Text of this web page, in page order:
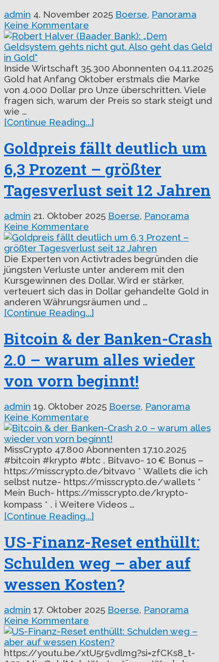
admin 4. November 2025 Boerse, Panorama
Keine Kommentare
Inside Wirtschaft 35.300 Abonnenten 04.11.2025
Gold hat Anfang Oktober erstmals die Marke
von 4.000 Dollar pro Unze überschritten. Viele
fragen sich, warum der Preis so stark steigt und
wie …
[Continue Reading...]
Goldpreis fällt deutlich um
6,3 Prozent – größter
Tagesverlust seit 12 Jahren
admin 21. Oktober 2025 Boerse, Panorama
Keine Kommentare
Die Experten von Activtrades begründen die
jüngsten Verluste unter anderem mit den
Kursgewinnen des Dollar. Wird er stärker,
verteuert sich das in Dollar gehandelte Gold in
anderen Währungsräumen und …
[Continue Reading...]
Bitcoin & der Banken-Crash
2.0 – warum alles wieder
von vorn beginnt!
admin 19. Oktober 2025 Boerse, Panorama
Keine Kommentare
MissCrypto 47.800 Abonnenten 17.10.2025
#bitcoin #krypto #btc . Bitvavo- 10 € Bonus –
https://misscrypto.de/bitvavo * Wallets die ich
selbst nutze- https://misscrypto.de/wallets *
‍Mein Buch- https://misscrypto.de/krypto-
kompass * . ℹ️ Weitere Videos …
[Continue Reading...]
US-Finanz-Reset enthüllt:
Schulden weg – aber auf
wessen Kosten?
admin 17. Oktober 2025 Boerse, Panorama
Keine Kommentare
https://youtu.be/xtU5r5vdlmg?si=zfCKs8_t-